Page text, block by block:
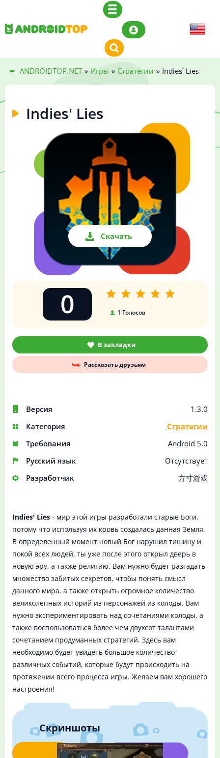
ANDROIDTOP.NET » Игры » Стратегии » Indies' Lies
Indies' Lies
Скачать
Версия
1.3.0
Категория
Стратегии
Требования
Android 5.0
Русский язык
Отсутствует
Разработчик
方寸游戏
0 1 Голосов
В закладки
Рассказать друзьям
Indies' Lies - мир этой игры разработали старые Боги,
потому что используя их кровь создалась данная Земля.
В определенный момент новый Бог нарушил тишину и
покой всех людей, ты уже после этого открыл дверь в
новую эру, а также религию. Вам нужно будет разгадать
множество забитых секретов, чтобы понять смысл
данного мира, а также открыть огромное количество
великолепных историй из персонажей из колоды. Вам
нужно экспериментировать над сочетаниями колоды, а
также воспользоваться более чем двухсот талантами
сочетанием продуманных стратегий. Здесь вам
необходимо будет увидеть большое количество
различных событий, которые будут происходить на
протяжении всего процесса игры. Желаем вам хорошего
настроения!
Скриншоты